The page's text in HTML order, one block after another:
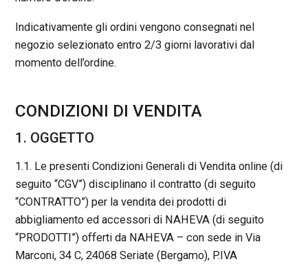
Indicativamente gli ordini vengono consegnati nel
negozio selezionato entro 2/3 giorni lavorativi dal
momento dell’ordine.
CONDIZIONI DI VENDITA
1. OGGETTO
1.1. Le presenti Condizioni Generali di Vendita online (di
seguito “CGV”) disciplinano il contratto (di seguito
“CONTRATTO”) per la vendita dei prodotti di
abbigliamento ed accessori di NAHEVA (di seguito
“PRODOTTI”) offerti da NAHEVA – con sede in Via
Marconi, 34 C, 24068 Seriate (Bergamo), P.IVA